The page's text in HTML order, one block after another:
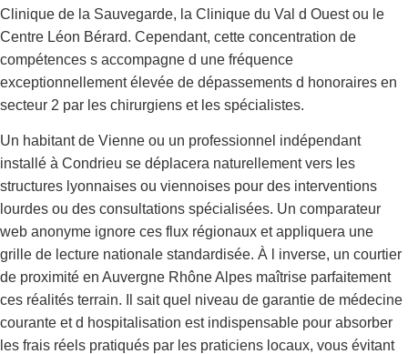
Clinique de la Sauvegarde, la Clinique du Val d Ouest ou le
Centre Léon Bérard. Cependant, cette concentration de
compétences s accompagne d une fréquence
exceptionnellement élevée de dépassements d honoraires en
secteur 2 par les chirurgiens et les spécialistes.
Un habitant de Vienne ou un professionnel indépendant
installé à Condrieu se déplacera naturellement vers les
structures lyonnaises ou viennoises pour des interventions
lourdes ou des consultations spécialisées. Un comparateur
web anonyme ignore ces flux régionaux et appliquera une
grille de lecture nationale standardisée. À l inverse, un courtier
de proximité en Auvergne Rhône Alpes maîtrise parfaitement
ces réalités terrain. Il sait quel niveau de garantie de médecine
courante et d hospitalisation est indispensable pour absorber
les frais réels pratiqués par les praticiens locaux, vous évitant